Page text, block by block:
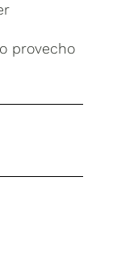
provecho